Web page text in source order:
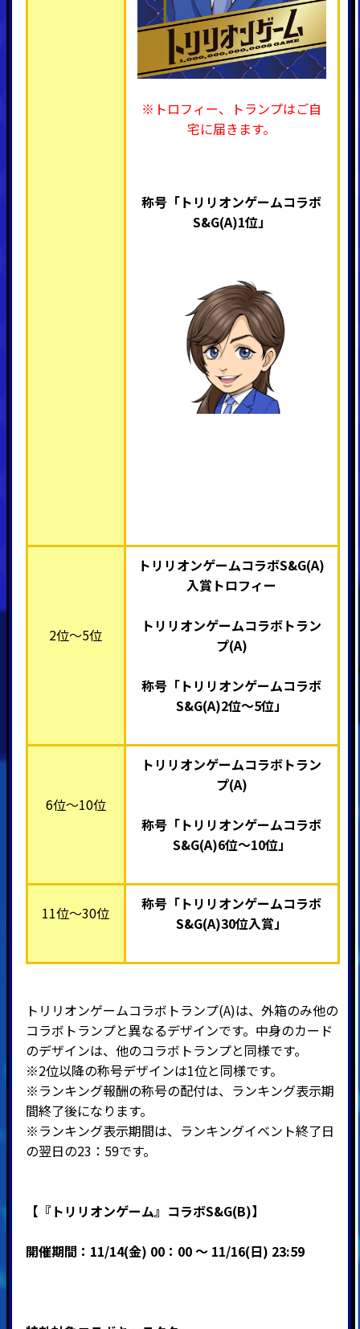
※トロフィー、トランプはご自
宅に届きます。
称号「トリリオンゲームコラボ
S&G(A)1位」
2位～5位
トリリオンゲームコラボS&G(A)
入賞トロフィー
トリリオンゲームコラボトラン
プ(A)
称号「トリリオンゲームコラボ
S&G(A)2位～5位」
6位～10位
トリリオンゲームコラボトラン
プ(A)
称号「トリリオンゲームコラボ
S&G(A)6位～10位」
11位～30位
称号「トリリオンゲームコラボ
S&G(A)30位入賞」
トリリオンゲームコラボトランプ(A)は、外箱のみ他の
コラボトランプと異なるデザインです。中身のカード
のデザインは、他のコラボトランプと同様です。
※2位以降の称号デザインは1位と同様です。
※ランキング報酬の称号の配付は、ランキング表示期
間終了後になります。
※ランキング表示期間は、ランキングイベント終了日
の翌日の23：59です。
【『トリリオンゲーム』コラボS&G(B)】
開催期間：11/14(金) 00：00 ～ 11/16(日) 23:59